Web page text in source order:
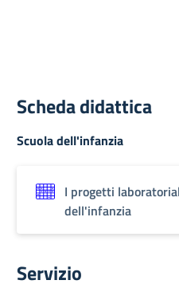
Scheda didattica
Scuola dell'infanzia
I progetti
dell'infanzia
Servizio